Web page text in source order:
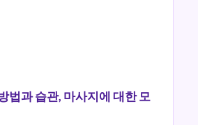
법과 습관, 마사지에 대한 모